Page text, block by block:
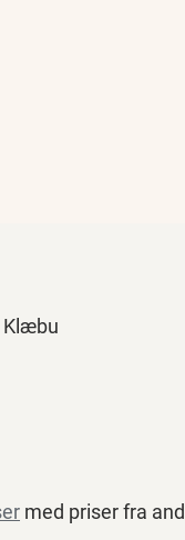
Klæbu
med priser fra